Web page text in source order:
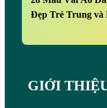
Đẹp Trẻ Trung và
GIỚI